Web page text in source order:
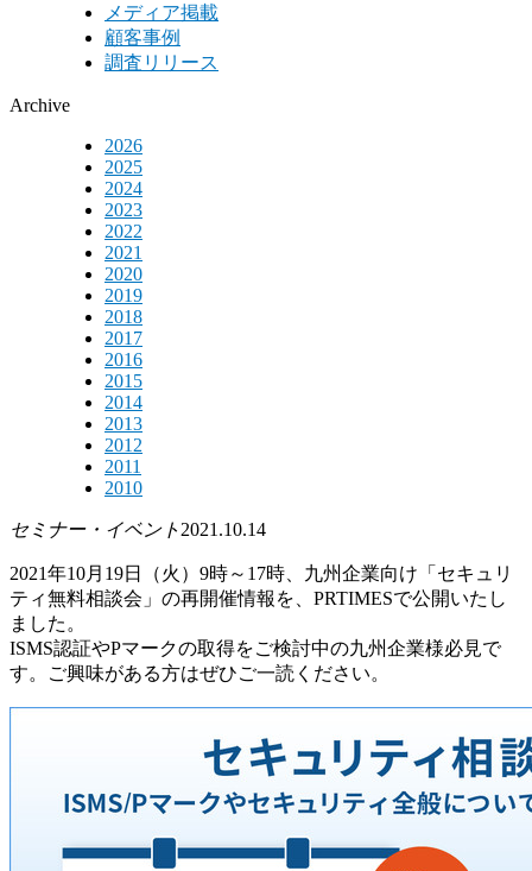
メディア掲載
顧客事例
調査リリース
Archive
2026
2025
2024
2023
2022
2021
2020
2019
2018
2017
2016
2015
2014
2013
2012
2011
2010
セミナー・イベント 2021.10.14
2021年10月19日（火）9時～17時、九州企業向け「セキュリ
ティ無料相談会」の再開催情報を、PRTIMESで公開いたし
ました。
ISMS認証やPマークの取得をご検討中の九州企業様必見で
す。ご興味がある方はぜひご一読ください。